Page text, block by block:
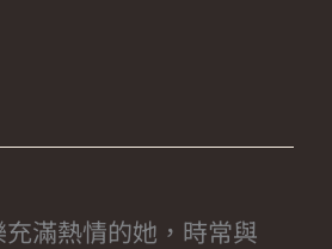
滿熱情的她，時常與